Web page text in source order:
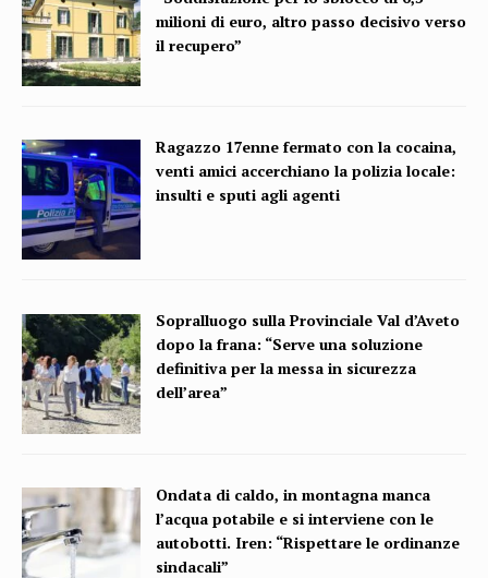
milioni di euro, altro passo decisivo verso
il recupero”
Ragazzo 17enne fermato con la cocaina,
venti amici accerchiano la polizia locale:
insulti e sputi agli agenti
Sopralluogo sulla Provinciale Val d’Aveto
dopo la frana: “Serve una soluzione
definitiva per la messa in sicurezza
dell’area”
Ondata di caldo, in montagna manca
l’acqua potabile e si interviene con le
autobotti. Iren: “Rispettare le ordinanze
sindacali”